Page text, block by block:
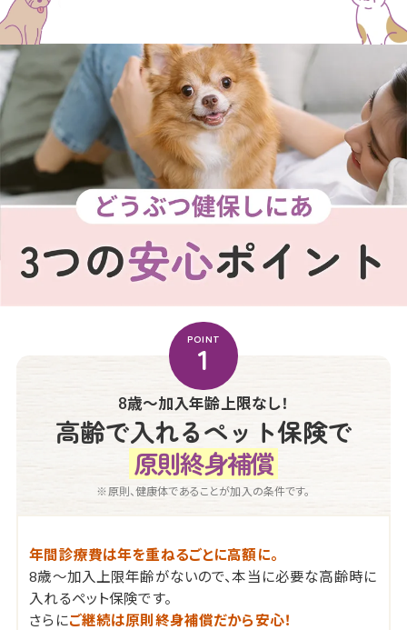
POINT
1
8歳〜加入年齢上限なし！
高齢で入れるペット保険で
原則終身補償
※原則、健康体であることが加入の条件です。
年間診療費は年を重ねるごとに高額に。
8歳～加入上限年齢がないので、本当に必要な高齢時に
入れるペット保険です。
さらにご継続は原則終身補償だから安心！